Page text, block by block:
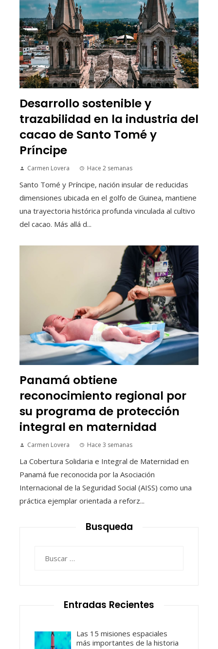
Desarrollo sostenible y
trazabilidad en la industria del
cacao de Santo Tomé y
Príncipe
Carmen Lovera Hace 2 semanas
Santo Tomé y Príncipe, nación insular de reducidas
dimensiones ubicada en el golfo de Guinea, mantiene
una trayectoria histórica profunda vinculada al cultivo
del cacao. Más allá d...
Panamá obtiene
reconocimiento regional por
su programa de protección
integral en maternidad
Carmen Lovera Hace 3 semanas
La Cobertura Solidaria e Integral de Maternidad en
Panamá fue reconocida por la Asociación
Internacional de la Seguridad Social (AISS) como una
práctica ejemplar orientada a reforz...
Busqueda
Entradas Recientes
Las 15 misiones espaciales
más importantes de la historia